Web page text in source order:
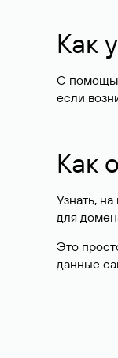
Как
С
если
Как
Узнать,
для
Это
данные